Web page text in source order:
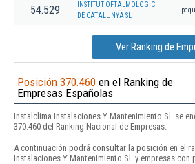
54.529
INSTITUT OFTALMOLOGIC
DE CATALUNYA SL
Ver Ranking de
Posición 370.460 en el Ranking de
Empresas Españolas
Instalclima Instalaciones Y Mantenimiento Sl. se
370.460 del Ranking Nacional de Empresas.
A continuación podrá consultar la posición en el
Instalaciones Y Mantenimiento Sl. y empresas